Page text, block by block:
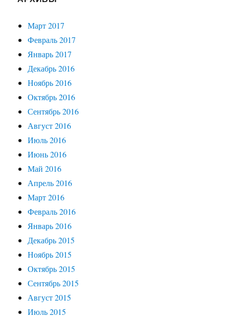
Март 2017
Февраль 2017
Январь 2017
Декабрь 2016
Ноябрь 2016
Октябрь 2016
Сентябрь 2016
Август 2016
Июль 2016
Июнь 2016
Май 2016
Апрель 2016
Март 2016
Февраль 2016
Январь 2016
Декабрь 2015
Ноябрь 2015
Октябрь 2015
Сентябрь 2015
Август 2015
Июль 2015